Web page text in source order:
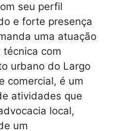
seu perfil
e forte presença
uma atuação
com
urbano do Largo
comercial, é um
atividades que
local,
um